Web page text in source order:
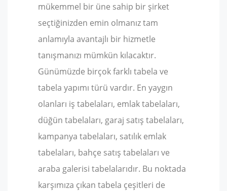
mükemmel bir üne sahip bir şirket
seçtiğinizden emin olmanız tam
anlamıyla avantajlı bir hizmetle
tanışmanızı mümkün kılacaktır.
Günümüzde birçok farklı tabela ve
tabela yapımı türü vardır. En yaygın
olanları iş tabelaları, emlak tabelaları,
düğün tabelaları, garaj satış tabelaları,
kampanya tabelaları, satılık emlak
tabelaları, bahçe satış tabelaları ve
araba galerisi tabelalarıdır. Bu noktada
karşımıza çıkan tabela çeşitleri de